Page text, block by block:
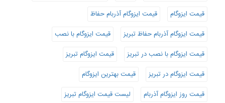
قیمت ایزوگام
قیمت ایزوگام آذربام حفاظ
قیمت ایزوگام آذربام حفاظ تبریز
قیمت ایزوگام با نصب
قیمت ایزوگام با نصب در تبریز
قیمت ایزوگام تبریز
قیمت ایزوگام در تبریز
قیمت بهترین ایزوگام
قیمت روز ایزوگام آذربام
لیست قیمت ایزوگام تبریز